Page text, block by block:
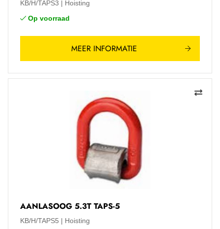
KB/H/TAPS3
Hoisting
Op voorraad
MEER INFORMATIE
AANLASOOG 5.3T TAPS-5
KB/H/TAPS5
Hoisting